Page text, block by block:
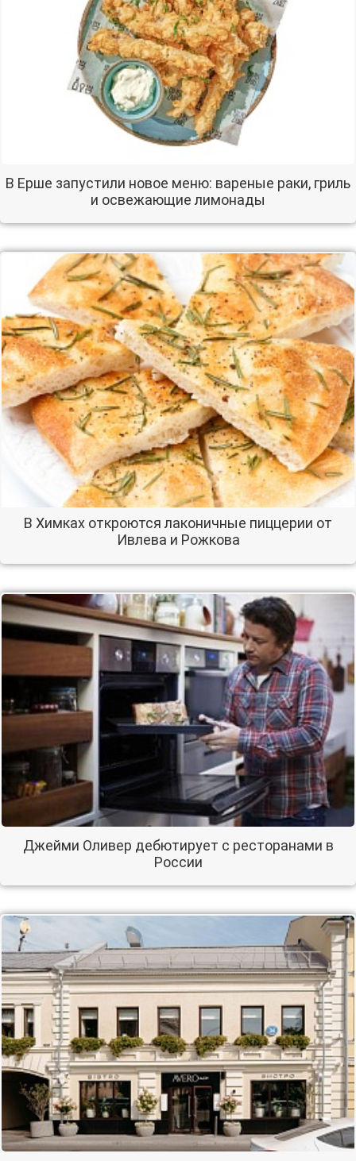
В Ерше запустили новое меню: вареные раки, гриль
и освежающие лимонады
В Химках откроются лаконичные пиццерии от
Ивлева и Рожкова
Джейми Оливер дебютирует с ресторанами в
России